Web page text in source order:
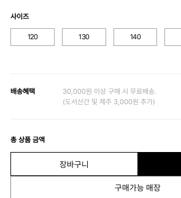
사이즈
120 130 140
배송혜택
30,000원 이상 구매 시 무료배송.
(도서산간 및 제주 3,000원 추가)
총 상품 금액
장바구니
구매가능 매장